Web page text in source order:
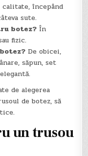
începând
sute.
botez? În
fizic.
De obicei,
săpun, set
de alegerea
de botez, să
un trusou